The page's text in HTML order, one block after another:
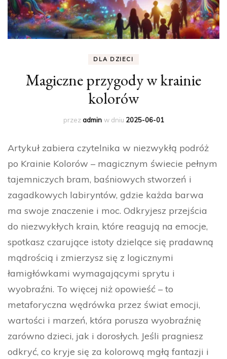
DLA DZIECI
Magiczne przygody w krainie
kolorów
przezadmin w dniu 2025-06-01
Artykuł zabiera czytelnika w niezwykłą podróż
po Krainie Kolorów – magicznym świecie pełnym
tajemniczych bram, baśniowych stworzeń i
zagadkowych labiryntów, gdzie każda barwa
ma swoje znaczenie i moc. Odkryjesz przejścia
do niezwykłych krain, które reagują na emocje,
spotkasz czarujące istoty dzielące się pradawną
mądrością i zmierzysz się z logicznymi
łamigłówkami wymagającymi sprytu i
wyobraźni. To więcej niż opowieść – to
metaforyczna wędrówka przez świat emocji,
wartości i marzeń, która porusza wyobraźnię
zarówno dzieci, jak i dorosłych. Jeśli pragniesz
odkryć, co kryje się za kolorową mgłą fantazji i